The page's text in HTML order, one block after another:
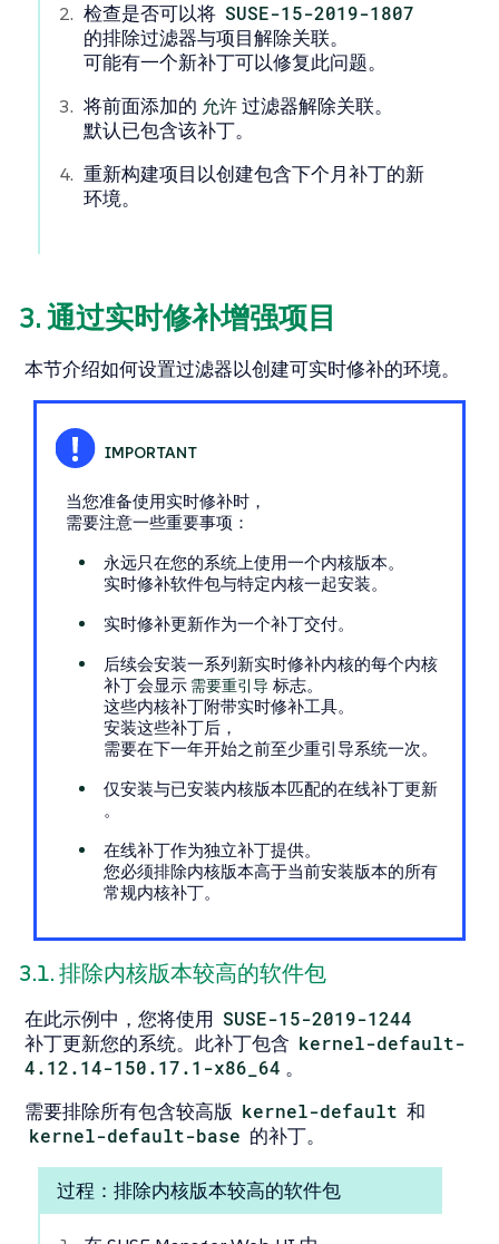
检查是否可以将 SUSE-15-2019-1807
的排除过滤器与项目解除关联。
可能有一个新补丁可以修复此问题。
将前面添加的 允许过滤器解除关联。
默认已包含该补丁。
重新构建项目以创建包含下个月补丁的新
环境。
3. 通过实时修补增强项目
本节介绍如何设置过滤器以创建可实时修补的环境。
当您准备使用实时修补时，
需要注意一些重要事项：
永远只在您的系统上使用一个内核版本。
实时修补软件包与特定内核一起安装。
实时修补更新作为一个补丁交付。
后续会安装一系列新实时修补内核的每个内核
补丁会显示 需要重引导 标志。
这些内核补丁附带实时修补工具。
安装这些补丁后，
需要在下一年开始之前至少重引导系统一次。
仅安装与已安装内核版本匹配的在线补丁更新
。
在线补丁作为独立补丁提供。
您必须排除内核版本高于当前安装版本的所有
常规内核补丁。
3.1. 排除内核版本较高的软件包
在此示例中，您将使用 SUSE-15-2019-1244
补丁更新您的系统。此补丁包含 kernel-default-
4.12.14-150.17.1-x86_64 。
需要排除所有包含较高版 kernel-default 和
kernel-default-base 的补丁。
过程：排除内核版本较高的软件包